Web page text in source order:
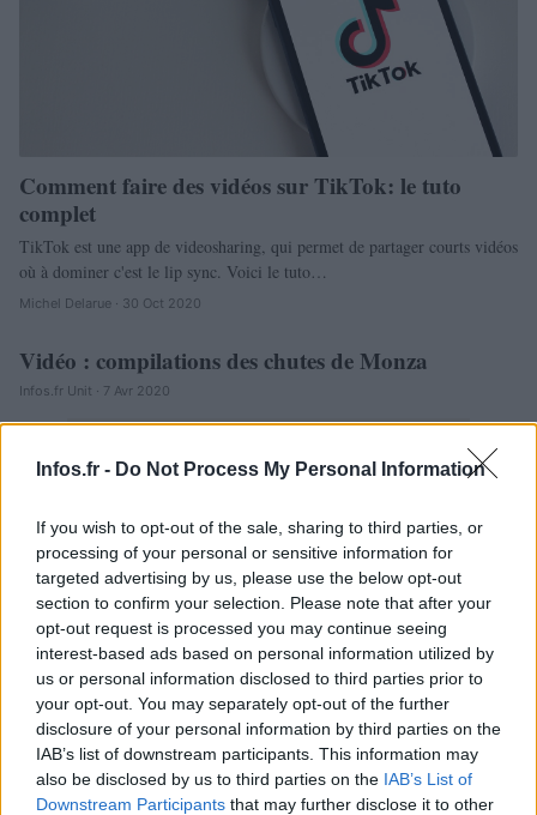
Infos.fr - Do Not Process My Personal Information
If you wish to opt-out of the sale, sharing to third parties, or
processing of your personal or sensitive information for
targeted advertising by us, please use the below opt-out
section to confirm your selection. Please note that after your
opt-out request is processed you may continue seeing
interest-based ads based on personal information utilized by
us or personal information disclosed to third parties prior to
your opt-out. You may separately opt-out of the further
disclosure of your personal information by third parties on the
IAB’s list of downstream participants. This information may
also be disclosed by us to third parties on the IAB’s List of
Downstream Participants that may further disclose it to other
Comment faire des vidéos sur TikTok: le tuto
complet
TikTok est une app de videosharing, qui permet de partager courts vidéos
où à dominer c'est le lip sync. Voici le tuto…
Michel Delarue · 30 Oct 2020
AUTOMOBILE
Vidéo : compilations des chutes de Monza
Infos.fr Unit · 7 Avr 2020
AUTOMOBILE
Vidéo : Quand Honda rêve un monde meilleur